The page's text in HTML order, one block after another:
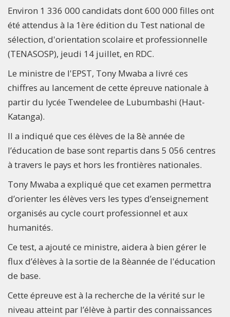
Environ 1 336 000 candidats dont 600 000 filles ont
été attendus à la 1ère édition du Test national de
sélection, d'orientation scolaire et professionnelle
(TENASOSP), jeudi 14 juillet, en RDC.
Le ministre de l'EPST, Tony Mwaba a livré ces
chiffres au lancement de cette épreuve nationale à
partir du lycée Twendelee de Lubumbashi (Haut-
Katanga).
Il a indiqué que ces élèves de la 8è année de
l’éducation de base sont repartis dans 5 056 centres
à travers le pays et hors les frontières nationales.
Tony Mwaba a expliqué que cet examen permettra
d’orienter les élèves vers les types d’enseignement
organisés au cycle court professionnel et aux
humanités.
Ce test, a ajouté ce ministre, aidera à bien gérer le
flux d’élèves à la sortie de la 8èannée de l'éducation
de base.
Cette épreuve est à la recherche de la vérité sur le
niveau atteint par l’élève à partir des connaissances